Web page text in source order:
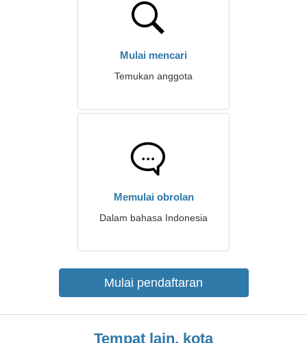
Mulai mencari
Temukan anggota
Memulai obrolan
Dalam bahasa Indonesia
Mulai pendaftaran
Tempat lain, kota